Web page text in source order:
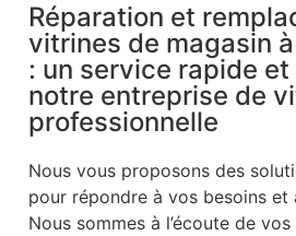
Réparation et
vitrines de magasin
: un service rapide
notre entreprise de
professionnelle
Nous vous proposons des
pour répondre à vos besoins
Nous sommes à l’écoute de